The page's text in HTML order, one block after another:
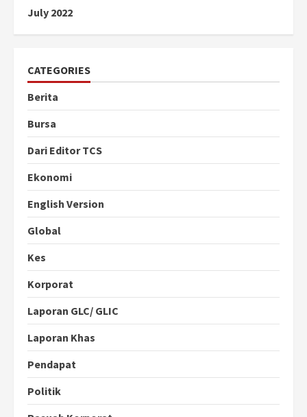
July 2022
CATEGORIES
Berita
Bursa
Dari Editor TCS
Ekonomi
English Version
Global
Kes
Korporat
Laporan GLC/ GLIC
Laporan Khas
Pendapat
Politik